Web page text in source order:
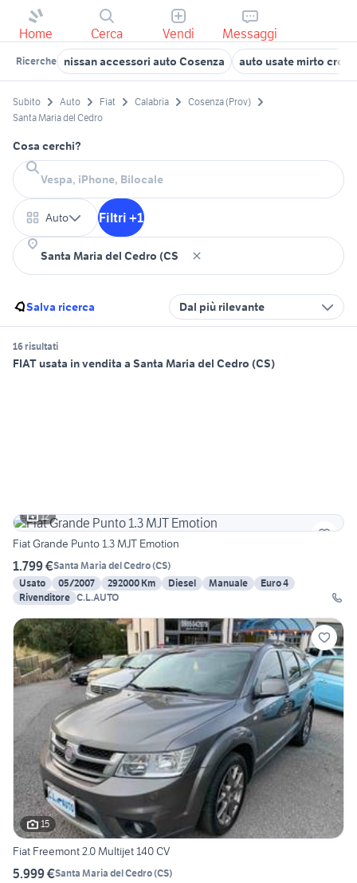
Home Cerca Vendi Messaggi
Ricerche nissan accessori auto Cosenza auto usate mirto
Subito Auto Fiat Calabria
Cosenza (Prov)
Santa Maria del Cedro
Cosa cerchi?
Auto Filtri +1
Salva ricerca Dal più rilevante
16 risultati
FIAT usata in vendita a Santa Maria del Cedro (CS)
12
Fiat Grande Punto 1.3 MJT Emotion
1.799 €Santa Maria del Cedro(CS)
Usato
05/2007 292000 Km Diesel Manuale
Euro 4
Rivenditore C.L.AUTO
15
Fiat Freemont 2.0 Multijet 140 CV
5.999 €Santa Maria del Cedro(CS)